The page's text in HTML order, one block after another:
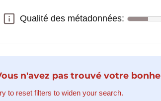
Qualité des métadonnées:
Qualité des métadonnées:
n'avez pas trouvé votre
to reset filters to widen your search.